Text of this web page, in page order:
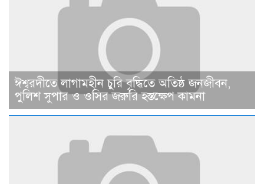
ঈশ্বরদীতে লাগামহীন চুরি বৃদ্ধিতে অতিষ্ঠ জনজীবন,
পুলিশ সুপার ও ওসির জরুরি হস্তক্ষেপ কামনা ​